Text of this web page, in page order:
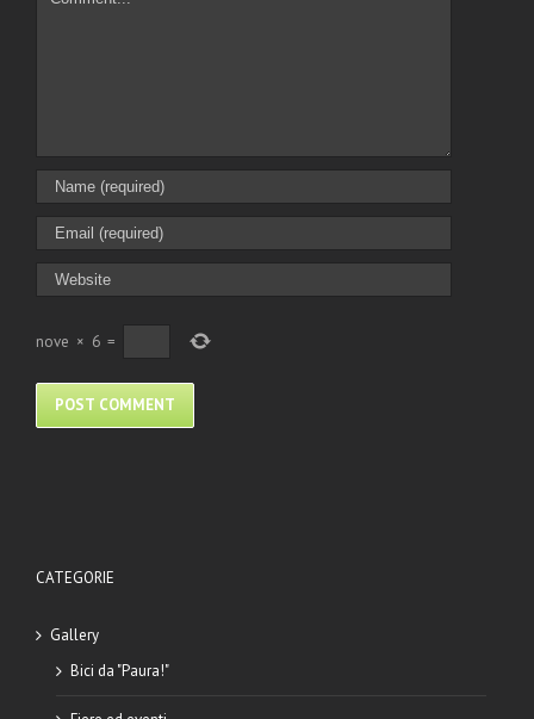
nove × 6 =
CATEGORIE
Gallery
Bici da "Paura!"